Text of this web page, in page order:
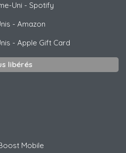
Uni - Spotify
- Amazon
- Apple Gift Card
libérés
Mobile